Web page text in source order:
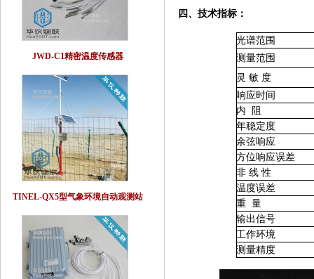
四、技术指标：
光谱范围
测量范围
灵 敏 度
响应时间
内
阻
年稳定度
余弦响应
方位响应误差
非 线 性
温度误差
重 量
输出信号
工作环境
测量精度
JWD-C1精密温度传感器
TINEL-QX5型气象环境自动观测站